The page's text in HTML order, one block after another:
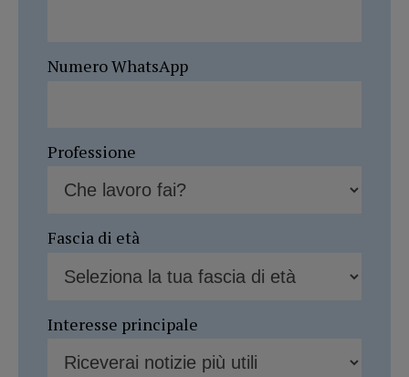
Numero WhatsApp
Professione
Fascia di età
Interesse principale